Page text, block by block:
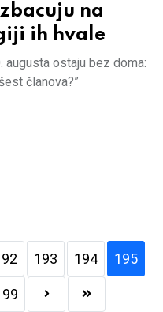
na
ih hvale
augusta ostaju bez doma:
članova?”
193 194 195